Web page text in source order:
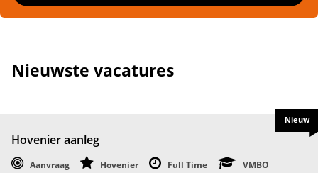
Nieuwste vacatures
Hovenier aanleg
Aanvraag Hovenier Full Time VMBO
Nieuw